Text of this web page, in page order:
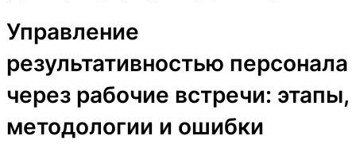
Управление
результативностью персонала
через рабочие встречи: этапы,
методологии и ошибки